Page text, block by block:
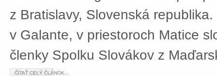
z Bratislavy, Slovenská
v Galante, v priestoroch Matice
členky Spolku Slovákov z
ČÍTAŤ CELÝ ČLÁNOK...